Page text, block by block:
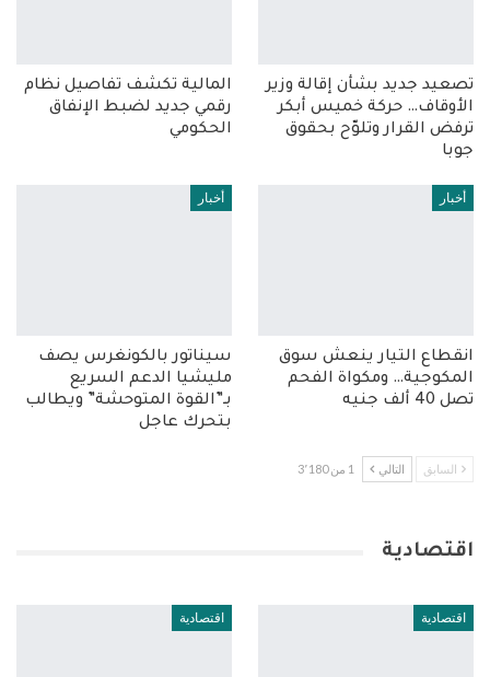
تصعيد جديد بشأن إقالة وزير
الأوقاف… حركة خميس أبكر
ترفض القرار وتلوّح بحقوق
جوبا
المالية تكشف تفاصيل نظام
رقمي جديد لضبط الإنفاق
الحكومي
أخبار
انقطاع التيار ينعش سوق
المكوجية… ومكواة الفحم
تصل 40 ألف جنيه
أخبار
سيناتور بالكونغرس يصف
مليشيا الدعم السريع
بـ”القوة المتوحشة” ويطالب
بتحرك عاجل
السابق التالي 1 من 3٬180
اقتصادية
اقتصادية اقتصادية